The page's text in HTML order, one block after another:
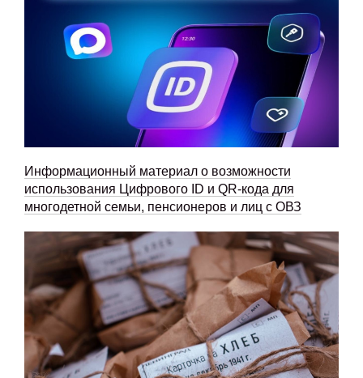
Информационный материал о возможности
использования Цифрового ID и QR-кода для
многодетной семьи, пенсионеров и лиц с ОВЗ